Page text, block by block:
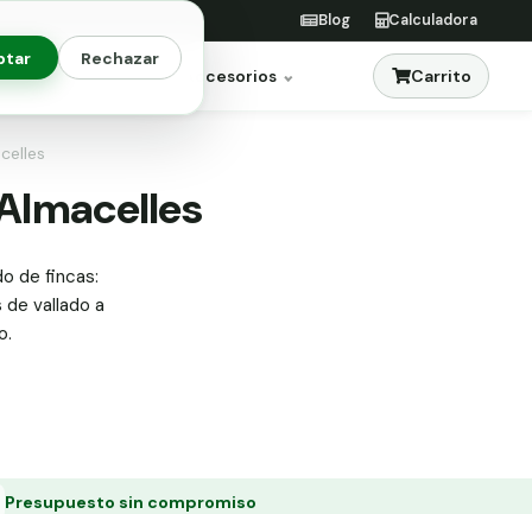
Rechazar
Blog Calculadora
Jardinería Accesorios Carrito
de fincas:
vallado a
Presupuesto sin compromiso